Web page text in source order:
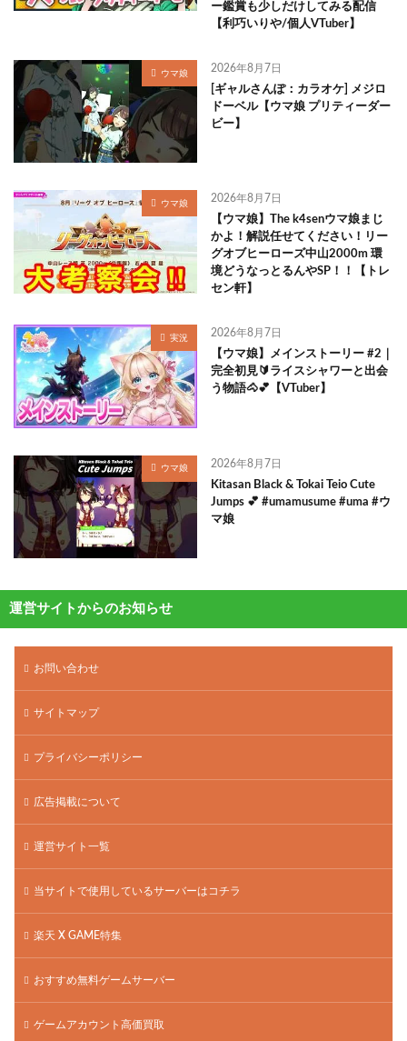
ー鑑賞も少しだけしてみる配信
【利巧いりや/個人VTuber】
ウマ娘 2026年8月7日
[ギャルさんぽ：カラオケ] メジロ
ドーベル【ウマ娘 プリティーダー
ビー】
ウマ娘 2026年8月7日
【ウマ娘】The k4senウマ娘まじ
かよ！解説任せてください！リー
グオブヒーローズ中山2000m 環
境どうなっとるんやSP！！【トレ
セン軒】
実況 2026年8月7日
【ウマ娘】メインストーリー #2｜
完全初見🔰ライスシャワーと出会
う物語🐴💕【VTuber】
ウマ娘 2026年8月7日
Kitasan Black & Tokai Teio Cute
Jumps 💕 #umamusume #uma #ウ
マ娘
運営サイトからのお知らせ
お問い合わせ
サイトマップ
プライバシーポリシー
広告掲載について
運営サイト一覧
当サイトで使用しているサーバーはコチラ
楽天 X GAME特集
おすすめ無料ゲームサーバー
ゲームアカウント高価買取